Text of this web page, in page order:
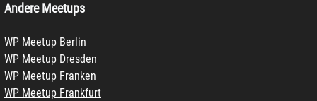
Andere Meetups
WP Meetup Berlin
WP Meetup Dresden
WP Meetup Franken
WP Meetup Frankfurt